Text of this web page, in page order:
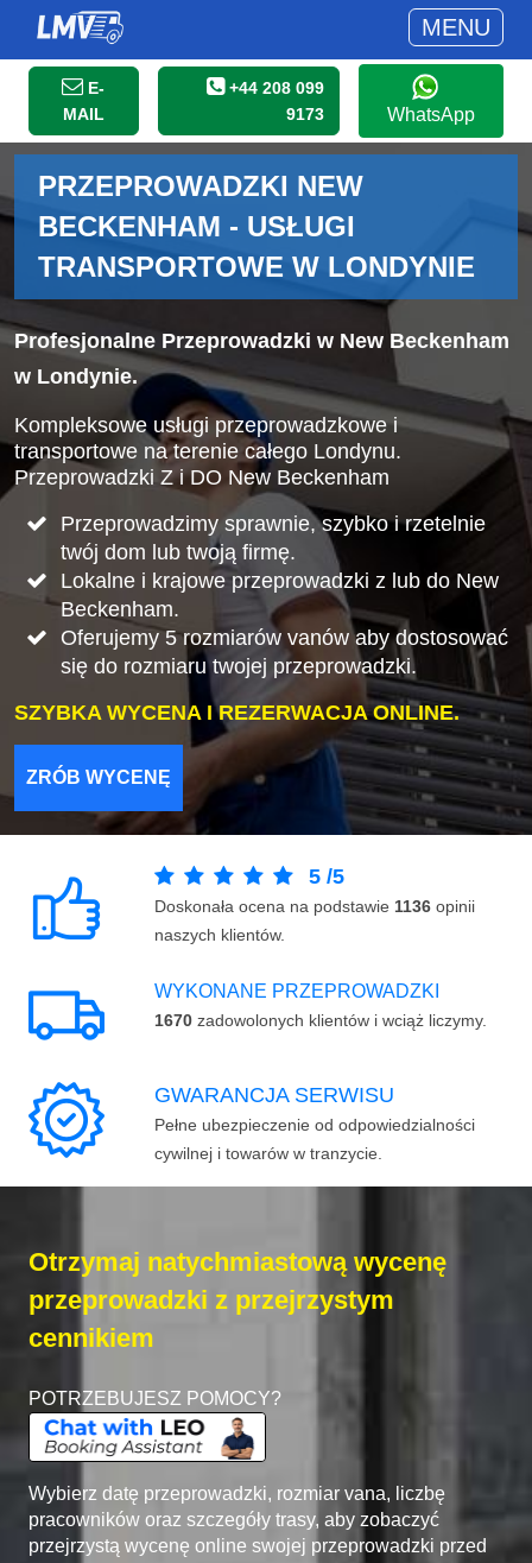
MENU
E-
MAIL
+44 208 099
9173
WhatsApp
PRZEPROWADZKI NEW
BECKENHAM - USŁUGI
TRANSPORTOWE W LONDYNIE
Profesjonalne Przeprowadzki w New Beckenham
w Londynie.
Kompleksowe usługi przeprowadzkowe i
transportowe na terenie całego Londynu.
Przeprowadzki Z i DO New Beckenham
Przeprowadzimy sprawnie, szybko i rzetelnie
twój dom lub twoją firmę.
Lokalne i krajowe przeprowadzki z lub do New
Beckenham.
Oferujemy 5 rozmiarów vanów aby dostosować
się do rozmiaru twojej przeprowadzki.
SZYBKA WYCENA I REZERWACJA ONLINE.
ZRÓB WYCENĘ
5 /5
Doskonała ocena na podstawie 1136 opinii
naszych klientów.
WYKONANE PRZEPROWADZKI
1670 zadowolonych klientów i wciąż liczymy.
GWARANCJA SERWISU
Pełne ubezpieczenie od odpowiedzialności
cywilnej i towarów w tranzycie.
Otrzymaj natychmiastową wycenę
przeprowadzki z przejrzystym
cennikiem
POTRZEBUJESZ POMOCY?
Wybierz datę przeprowadzki, rozmiar vana, liczbę
pracowników oraz szczegóły trasy, aby zobaczyć
przejrzystą wycenę online swojej przeprowadzki przed